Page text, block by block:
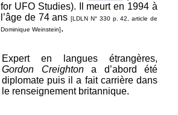
for UFO Studies). Il meurt en 1994 à
l’âge de 74 ans[LDLN N° 330 p. 42, article de
Dominique Weinstein].
Expert en langues étrangères,
Gordon Creightona d’abord été
diplomate puis il a fait carrière dans
le renseignement britannique.